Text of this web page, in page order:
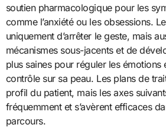
soutien pharmacologique pour les
comme l’anxiété ou les obsessions.
uniquement d’arrêter le geste, mais
mécanismes sous-jacents et de
plus saines pour réguler les émotions
contrôle sur sa peau. Les plans de
profil du patient, mais les axes
fréquemment et s’avèrent efficaces
parcours.